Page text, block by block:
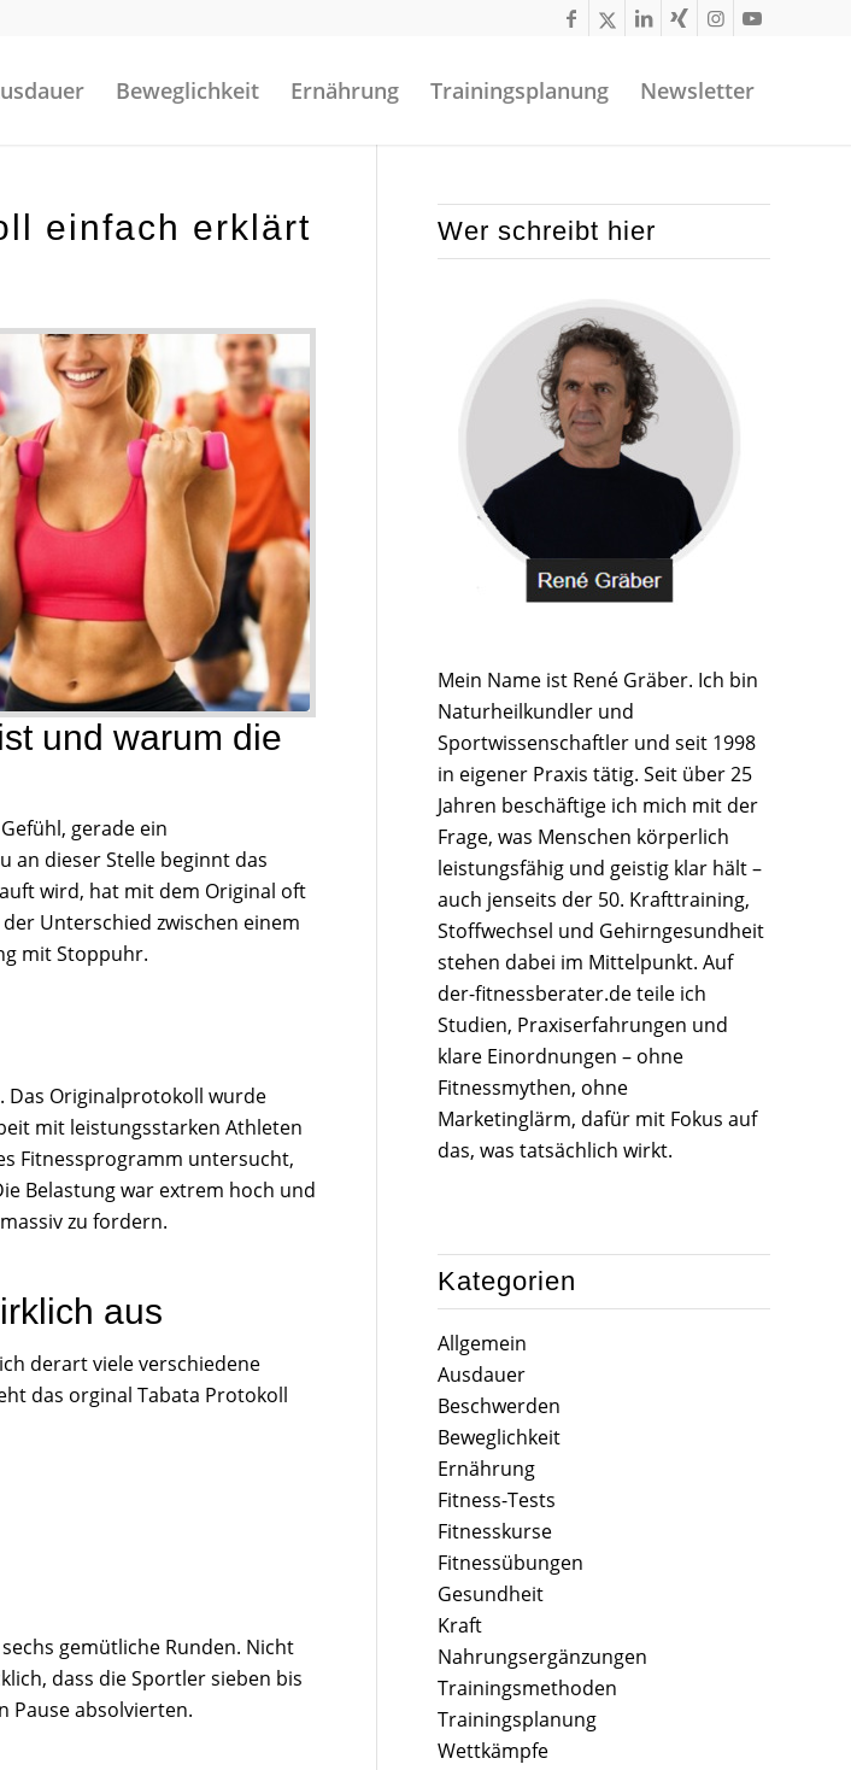
Beweglichkeit Ernährung Trainingsplanung Newsletter
einfach erklärt
und warum die
gerade ein
an dieser Stelle beginnt das
wird, hat mit dem Original oft
Unterschied zwischen einem
mit Stoppuhr.
Das Originalprotokoll wurde
mit leistungsstarken Athleten
Fitnessprogramm untersucht,
Belastung war extrem hoch und
zu fordern.
aus
derart viele verschiedene
das orginal Tabata Protokoll
gemütliche Runden. Nicht
dass die Sportler sieben bis
Pause absolvierten.
Wer schreibt hier
Mein Name ist René Gräber. Ich bin
Naturheilkundler und
Sportwissenschaftler und seit 1998
in eigener Praxis tätig. Seit über 25
Jahren beschäftige ich mich mit der
Frage, was Menschen körperlich
leistungsfähig und geistig klar hält –
auch jenseits der 50. Krafttraining,
Stoffwechsel und Gehirngesundheit
stehen dabei im Mittelpunkt. Auf
der-fitnessberater.de teile ich
Studien, Praxiserfahrungen und
klare Einordnungen – ohne
Fitnessmythen, ohne
Marketinglärm, dafür mit Fokus auf
das, was tatsächlich wirkt.
Kategorien
Allgemein
Ausdauer
Beschwerden
Beweglichkeit
Ernährung
Fitness-Tests
Fitnesskurse
Fitnessübungen
Gesundheit
Kraft
Nahrungsergänzungen
Trainingsmethoden
Trainingsplanung
Wettkämpfe